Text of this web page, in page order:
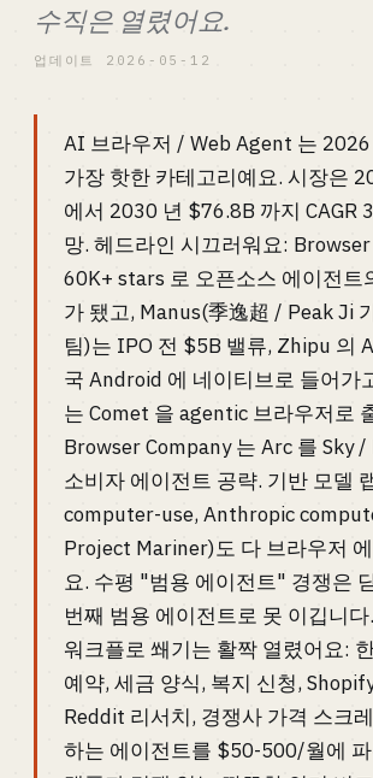
수직은 열렸어요.
업데이트 2026-05-12
AI 브라우저 / Web Agent 는
가장 핫한 카테고리예요. 시장은
에서 2030 년 $76.8B 까지 CAGR
망. 헤드라인 시끄러워요:
60K+ stars 로 오픈소스 에이전트
가 됐고, Manus(季逸超 / Peak Ji
팀)는 IPO 전 $5B 밸류, Zhipu 의
국 Android 에 네이티브로 들어가
는 Comet 을 agentic 브라우저로
Browser Company 는 Arc 를 Sky /
소비자 에이전트 공략. 기반 모델
computer-use, Anthropic
Project Mariner)도 다 브라우저
요. 수평 "범용 에이전트" 경쟁은
번째 범용 에이전트로 못 이깁니
워크플로 쐐기는 활짝 열렸어요:
예약, 세금 양식, 복지 신청,
Reddit 리서치, 경쟁사 가격 스크
하는 에이전트를 $50-500/월에